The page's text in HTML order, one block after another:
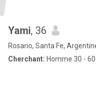
Yami, 36
Rosario, Santa Fe,
Cherchant: Homme 30 - 60